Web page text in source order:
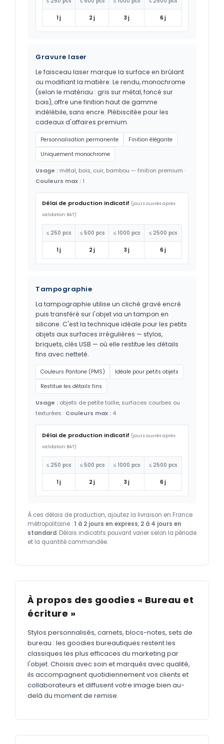
1 j 2 j 3 j 6 j
Gravure laser
Le faisceau laser marque la surface en brûlant
ou modifiant la matière. Le rendu, monochrome
(selon le matériau : gris sur métal, foncé sur
bois), offre une finition haut de gamme
indélébile, sans encre. Plébiscitée pour les
cadeaux d'affaires premium.
Personnalisation permanente
Finition élégante
Uniquement monochrome
Usage : métal, bois, cuir, bambou — finition premium ·
Couleurs max : 1
Délai de production indicatif (jours ouvrés après
validation BAT)
≤ 250 pcs ≤ 500 pcs ≤ 1000 pcs ≤ 2500 pcs
1 j 2 j 3 j 6 j
Tampographie
La tampographie utilise un cliché gravé encré
puis transféré sur l'objet via un tampon en
silicone. C'est la technique idéale pour les petits
objets aux surfaces irrégulières — stylos,
briquets, clés USB — où elle restitue les détails
fins avec netteté.
Couleurs Pantone (PMS)
Idéale pour petits objets
Restitue les détails fins
Usage : objets de petite taille, surfaces courbes ou
texturées · Couleurs max : 4
Délai de production indicatif (jours ouvrés après
validation BAT)
≤ 250 pcs ≤ 500 pcs ≤ 1000 pcs ≤ 2500 pcs
1 j 2 j 3 j 6 j
À ces délais de production, ajoutez la livraison en France
métropolitaine : 1 à 2 jours en express, 2 à 4 jours en
standard. Délais indicatifs pouvant varier selon la période
et la quantité commandée.
À propos des goodies « Bureau et
écriture »
Stylos personnalisés, carnets, blocs-notes, sets de
bureau : les goodies bureautiques restent les
classiques les plus efficaces du marketing par
l'objet. Choisis avec soin et marqués avec qualité,
ils accompagnent quotidiennement vos clients et
collaborateurs et diffusent votre image bien au-
delà du moment de remise.